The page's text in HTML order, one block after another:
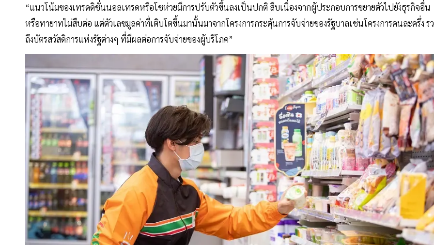
“แนวโน้มของเทรดดิชั่นนอลเทรดหรือโชห่วยมีการปรับตัวขึ้นลงเป็นปกติ สืบเนื่องจากผู้ประกอบการขยายตัวไปยังธุรกิจอื่น
หรือทายาทไม่สืบต่อ แต่ตัวเลขมูลค่าที่เติบโตขึ้นมานั้นมาจากโครงการกระตุ้นการจับจ่ายของรัฐบาลเช่นโครงการคนละครึ่ง ร
ถึงบัตรสวัสดิการแห่งรัฐต่างๆ ที่มีผลต่อการจับจ่ายของผู้บริโภค”